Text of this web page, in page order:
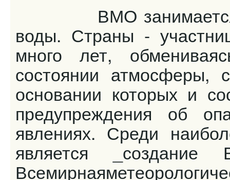
ВМО занимается
воды. Страны -
много лет,
состоянии атмосферы,
основании которых и
предупреждения об
явлениях. Среди
является